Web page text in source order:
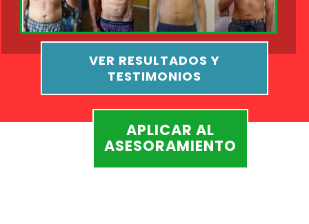
VER RESULTADOS Y
TESTIMONIOS
APLICAR AL
ASESORAMIENTO